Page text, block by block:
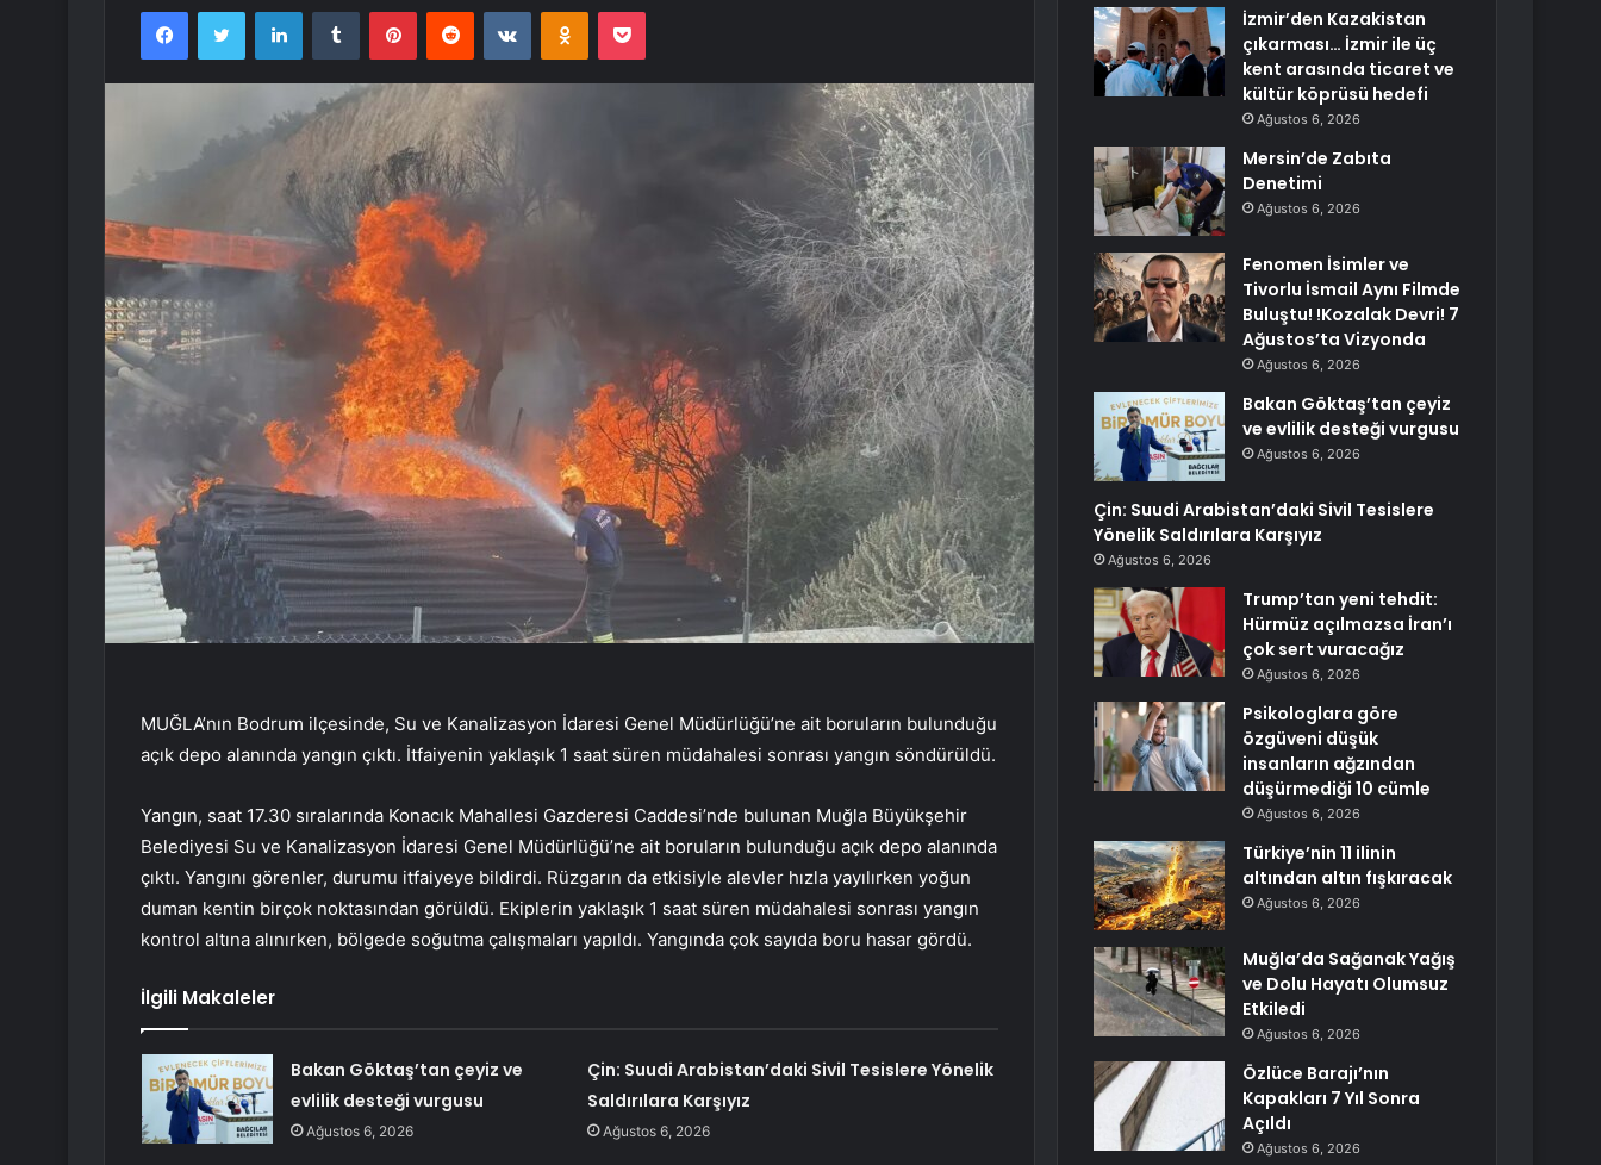
FacebookTwitter LinkedInTumblr PinterestReddit VKontakteOdnoklassniki
Pocket
MUĞLA’nın Bodrum ilçesinde, Su ve Kanalizasyon İdaresi Genel Müdürlüğü’ne ait boruların bulunduğu
açık depo alanında yangın çıktı. İtfaiyenin yaklaşık 1 saat süren müdahalesi sonrası yangın söndürüldü.
Yangın, saat 17.30 sıralarında Konacık Mahallesi Gazderesi Caddesi’nde bulunan Muğla Büyükşehir
Belediyesi Su ve Kanalizasyon İdaresi Genel Müdürlüğü’ne ait boruların bulunduğu açık depo alanında
çıktı. Yangını görenler, durumu itfaiyeye bildirdi. Rüzgarın da etkisiyle alevler hızla yayılırken yoğun
duman kentin birçok noktasından görüldü. Ekiplerin yaklaşık 1 saat süren müdahalesi sonrası yangın
kontrol altına alınırken, bölgede soğutma çalışmaları yapıldı. Yangında çok sayıda boru hasar gördü.
İlgili Makaleler
Bakan Göktaş’tan çeyiz ve
evlilik desteği vurgusu
Ağustos 6, 2026
Çin: Suudi Arabistan’daki Sivil Tesislere Yönelik
Saldırılara Karşıyız
Ağustos 6, 2026
İzmir’den Kazakistan
çıkarması… İzmir ile üç
kent arasında ticaret ve
kültür köprüsü hedefi
Ağustos 6, 2026
Mersin’de Zabıta
Denetimi
Ağustos 6, 2026
Fenomen İsimler ve
Tivorlu İsmail Aynı Filmde
Buluştu! !Kozalak Devri! 7
Ağustos’ta Vizyonda
Ağustos 6, 2026
Bakan Göktaş’tan çeyiz
ve evlilik desteği vurgusu
Ağustos 6, 2026
Çin: Suudi Arabistan’daki Sivil Tesislere
Yönelik Saldırılara Karşıyız
Ağustos 6, 2026
Trump’tan yeni tehdit:
Hürmüz açılmazsa İran’ı
çok sert vuracağız
Ağustos 6, 2026
Psikologlara göre
özgüveni düşük
insanların ağzından
düşürmediği 10 cümle
Ağustos 6, 2026
Türkiye’nin 11 ilinin
altından altın fışkıracak
Ağustos 6, 2026
Muğla’da Sağanak Yağış
ve Dolu Hayatı Olumsuz
Etkiledi
Ağustos 6, 2026
Özlüce Barajı’nın
Kapakları 7 Yıl Sonra
Açıldı
Ağustos 6, 2026